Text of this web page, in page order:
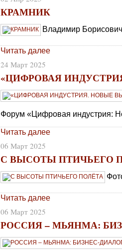
КРАМНИК
Владимир
Читать далее
24 Март 2025
«ЦИФРОВАЯ
Форум «Цифровая индустрия:
Читать далее
06 Март 2025
С ВЫСОТЫ ПТИЧЬЕГО
Читать далее
06 Март 2025
РОССИЯ – МЬЯНМА: